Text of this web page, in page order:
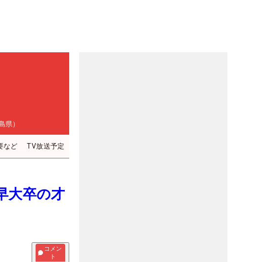
県）
など TV放送予定
大卒の才
コメン
ト